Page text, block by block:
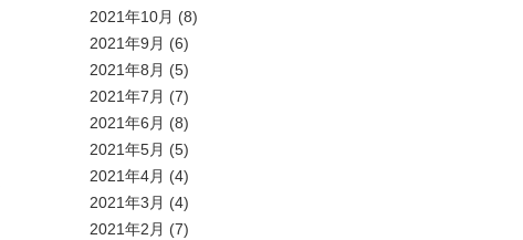
2021年10月 (8)
2021年9月 (6)
2021年8月 (5)
2021年7月 (7)
2021年6月 (8)
2021年5月 (5)
2021年4月 (4)
2021年3月 (4)
2021年2月 (7)